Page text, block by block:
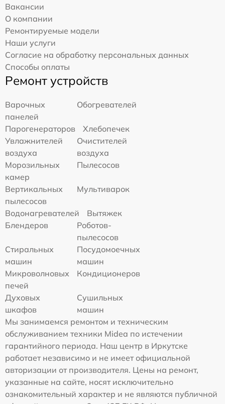
Вакансии
О компании
Ремонтируемые модели
Наши услуги
Согласие на обработку персональных данных
Способы оплаты
Ремонт устройств
Варочных
панелей
Обогревателей
Парогенераторов
Хлебопечек
Увлажнителей
воздуха
Очистителей
воздуха
Морозильных
камер
Пылесосов
Вертикальных
пылесосов
Мультиварок
Водонагревателей
Вытяжек
Блендеров
Роботов-
пылесосов
Стиральных
машин
Посудомоечных
машин
Микроволновых
печей
Кондиционеров
Духовых
шкафов
Сушильных
машин
Мы занимаемся ремонтом и техническим
обслуживанием техники Midea по истечении
гарантийного периода. Наш центр в Иркутске
работает независимо и не имеет официальной
авторизации от производителя. Цены на ремонт,
указанные на сайте, носят исключительно
ознакомительный характер и не являются публичной